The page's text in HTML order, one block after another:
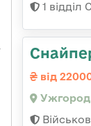
1 відділ
від
Ужгород